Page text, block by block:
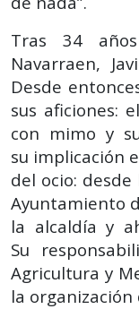
Tras 34
Navarraen,
Desde
sus aficiones:
con mimo y
su implicación
del ocio:
Ayuntamiento
la alcaldía y
Su
Agricultura y
la organización